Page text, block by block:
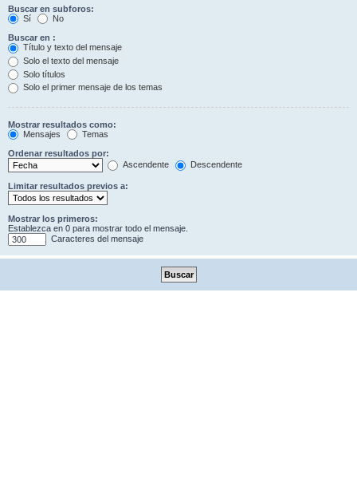
Buscar en subforos:
Sí
No
Buscar en :
Título y texto del mensaje
Solo el texto del mensaje
Solo títulos
Solo el primer mensaje de los temas
Mostrar resultados como:
Mensajes
Temas
Ordenar resultados por:
Ascendente
Descendente
Limitar resultados previos a:
Mostrar los primeros:
Establezca en 0 para mostrar todo el mensaje.
Caracteres del mensaje